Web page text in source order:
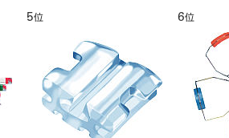
5位 6位